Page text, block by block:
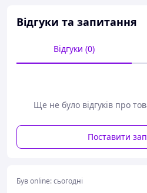
розмір 36 - 23
розмір 37
розмір
розмір 40 - 26
Можлива похибка
Відгуки та запитання
Відгуки (0)
Ще не було відгуків про
Поставити
Був online:сьогодні